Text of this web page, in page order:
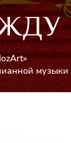
музыки